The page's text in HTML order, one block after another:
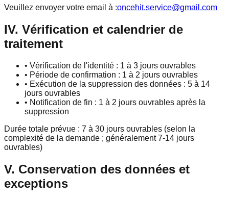
Veuillez envoyer votre email à :oncehit.service@gmail.com
IV. Vérification et calendrier de
traitement
• Vérification de l'identité : 1 à 3 jours ouvrables
• Période de confirmation : 1 à 2 jours ouvrables
• Exécution de la suppression des données : 5 à 14
jours ouvrables
• Notification de fin : 1 à 2 jours ouvrables après la
suppression
Durée totale prévue : 7 à 30 jours ouvrables (selon la
complexité de la demande ; généralement 7-14 jours
ouvrables)
V. Conservation des données et
exceptions